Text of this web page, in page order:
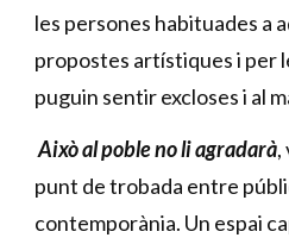
les persones habituades a
propostes artístiques i per
puguin sentir excloses i al
Això al poble no li agradarà,
punt de trobada entre
contemporània. Un espai